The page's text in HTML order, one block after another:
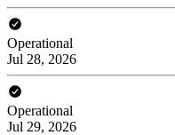
Operational
Jul 28, 2026
Operational
Jul 29, 2026